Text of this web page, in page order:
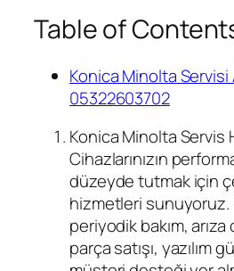
Table of
Konica Minolta Servisi
05322603702
Konica Minolta Servis
Cihazlarınızın
düzeyde tutmak için
hizmetleri sunuyoruz.
periyodik bakım, arıza
parça satışı, yazılım